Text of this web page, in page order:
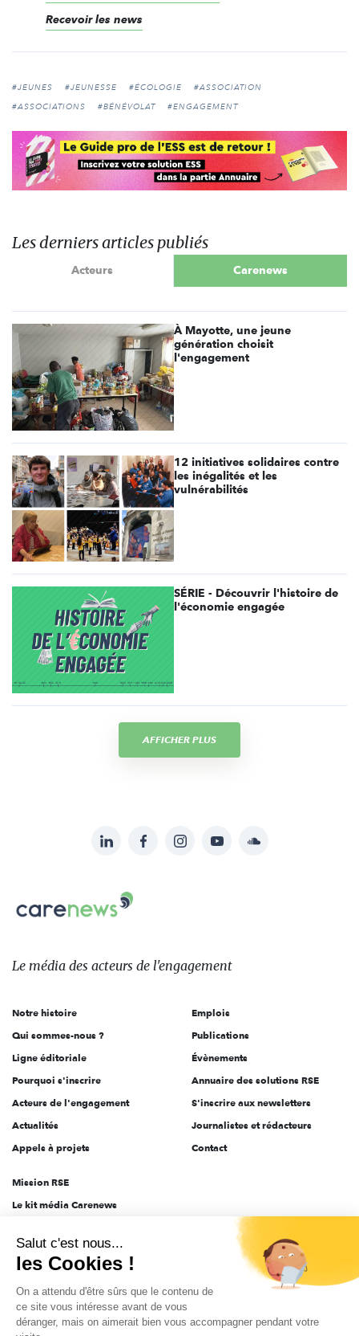
Recevoir les news
#JEUNES #JEUNESSE #ÉCOLOGIE
#ASSOCIATION
#ASSOCIATIONS
#BÉNÉVOLAT #ENGAGEMENT
Les derniers articles publiés
Acteurs Carenews
À Mayotte, une jeune
génération choisit
l'engagement
12 initiatives solidaires contre
les inégalités et les
vulnérabilités
SÉRIE - Découvrir l'histoire de
l'économie engagée
AFFICHER PLUS
sur:
LinkedInFacebookInstagramYouTubeSoundcloud
Carenews,
Le
des
l'engagement
Le média des acteurs de l'engagement
Notre histoire
Qui sommes-nous ?
Ligne éditoriale
Pourquoi s'inscrire
Acteurs de l'engagement
Actualités
Appels à projets
Emplois
Publications
Évènements
Annuaire des solutions RSE
S'inscrire aux newsletters
Journalistes et rédacteurs
Contact
Mission RSE
Le kit média Carenews
AEF info
Novethic
PRODURABLE
Inclusiv Day
Salut c'est nous...
les Cookies !
On a attendu d'être sûrs que le contenu de
ce site vous intéresse avant de vous
déranger, mais on aimerait bien vous accompagner pendant votre